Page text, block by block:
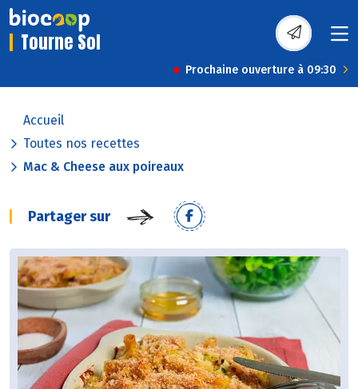
Tourne Sol
Prochaine ouverture à 09:30
Accueil
Toutes nos recettes
Mac & Cheese aux poireaux
Partager sur